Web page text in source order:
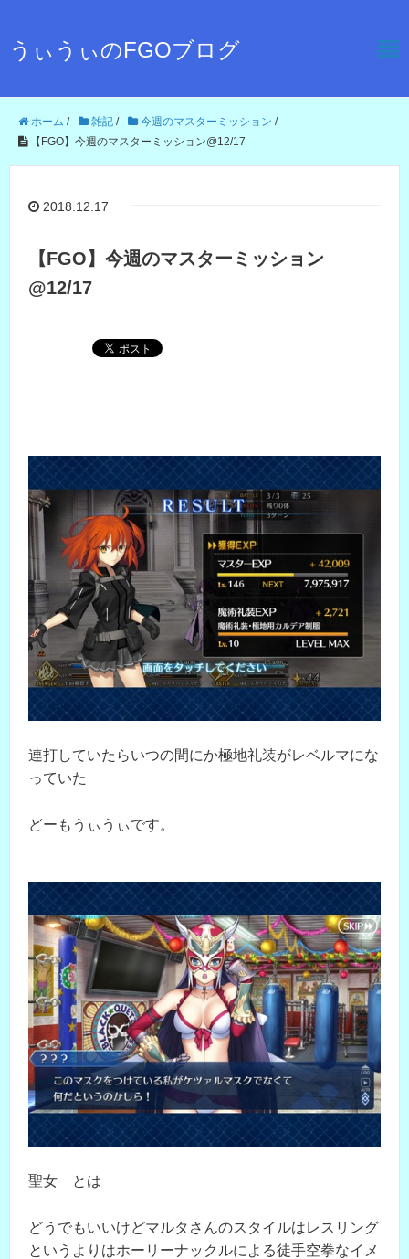
うぃうぃのFGOブログ
ホーム / 雑記 / 今週のマスターミッション /
【FGO】今週のマスターミッション@12/17
2018.12.17
【FGO】今週のマスターミッション
@12/17
連打していたらいつの間にか極地礼装がレベルマにな
っていた
どーもうぃうぃです。
聖女 とは
どうでもいいけどマルタさんのスタイルはレスリング
というよりはホーリーナックルによる徒手空拳なイメ